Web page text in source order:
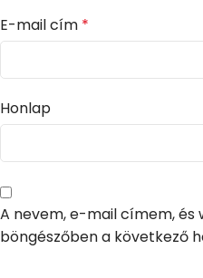
E-mail cím *
Honlap
A nevem, e-mail címem,
böngészőben a következő